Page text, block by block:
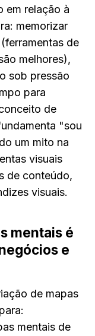
em relação à
memorizar
de
melhores),
sob pressão
para
de
"sou
um mito na
visuais
de conteúdo,
visuais.
mentais é
e
de mapas
mentais de